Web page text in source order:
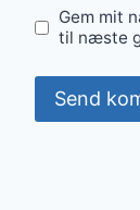
Gem mit
til næste